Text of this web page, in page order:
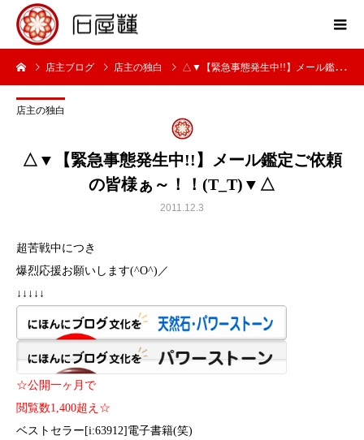
店主ブログ 店主の独白 △▼【緊急事態発生中!!】メール鑑定ご依頼の皆様ぁ～！！(T_T)▼△
店主の独白
△▼【緊急事態発生中!!】メール鑑定ご依頼
の皆様ぁ～！！(T_T)▼△
2011.12.3
超苦戦中につき
爆烈応援お願いします(^O^)／
↓↓↓↓↓
☆公開一ヶ月で
閲覧数1,400超え☆
ベストセラー[i:63912]電子書籍(笑)